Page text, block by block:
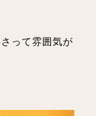
って雰囲気が